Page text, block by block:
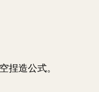
捏造公式。